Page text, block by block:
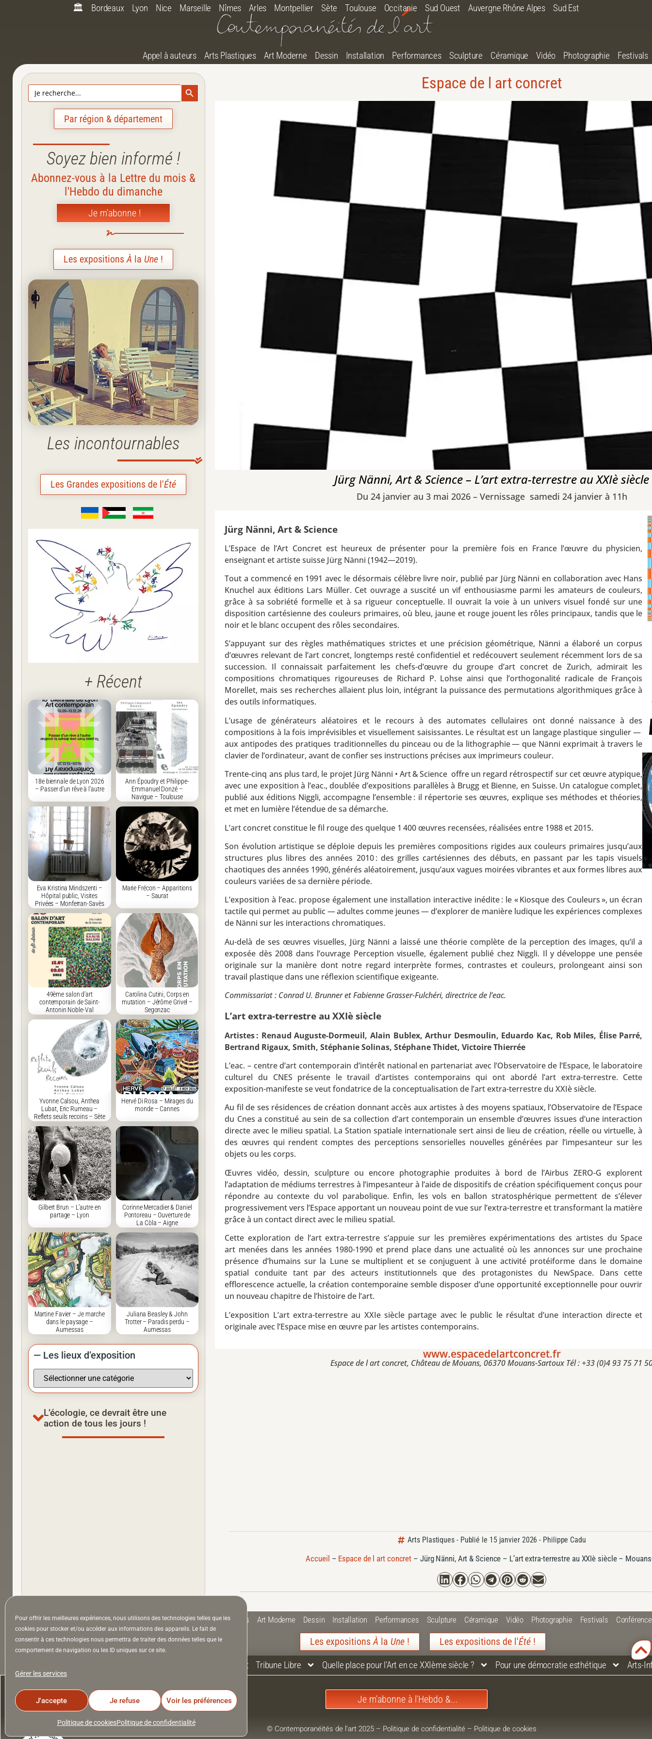
Pour offrir les meilleures expériences, nous utilisons des technologies telles que les
cookies pour stocker et/ou accéder aux informations des appareils. Le fait de
consentir à ces technologies nous permettra de traiter des données telles que le
comportement de navigation ou les ID uniques sur ce site.
Gérer les services
J'accepte Je refuse Voir les préférences
Politique de cookiesPolitique de confidentialité
🏛️ Bordeaux Lyon Nice Marseille Nîmes Arles Montpellier Sète Toulouse Occitanie Sud Ouest Auvergne Rhône Alpes Sud Est
Appel à auteurs Arts Plastiques Art Moderne Dessin Installation Performances Sculpture Céramique Vidéo Photographie Festivals
Search
for:
Search Button
Par région & département
Soyez bien informé !
Abonnez-vous à la Lettre du mois &
l'Hebdo du dimanche
Je m'abonne !
Les expositionsÀ la Une !
Les incontournables
Les Grandes expositions de l'Été
+ Récent
18e biennale de Lyon 2026
– Passer d’un rêve à l’autre
Ann Époudry et Philippe-
Emmanuel Donzé –
Navigue – Toulouse
Eva Kristina Mindszenti –
Hôpital public, Visites
Privées – Monferran-Savès
Marie Frécon – Apparitions
– Saurat
49ème salon d’art
contemporain de Saint-
Antonin Noble-Val
Carolina Cutini, Corps en
mutation – Jérôme Grivel –
Segonzac
Yvonne Calsou, Anthea
Lubat, Eric Rumeau –
Reflets seuils recoins – Sète
Hervé Di Rosa – Mirages du
monde – Cannes
Gilbert Brun – L’autre en
partage – Lyon
Corinne Mercadier & Daniel
Pontoreau – Ouverture de
La Còla – Aigne
Martine Favier – Je marche
dans le paysage –
Aumessas
Juliana Beasley & John
Trotter – Paradis perdu –
Aumessas
— Les lieux d’exposition
L’écologie, ce devrait être une
action de tous les jours !
Espace de l art concret
Jürg Nänni, Art & Science – L’art extra-terrestre au XXIè siècle
Du 24 janvier au 3 mai 2026 – Vernissage samedi 24 janvier à 11h
Jürg Nänni,Art & Science
L’Espace de l’Art Concret est heureux de présenter pour la première fois en France l’œuvre du physicien,
enseignant et artiste suisse Jürg Nänni (1942—2019).
Tout a commencé en 1991 avec le désormais célèbre livre noir, publié par Jürg Nänni en collaboration avec Hans
Knuchel aux éditions Lars Müller. Cet ouvrage a suscité un vif enthousiasme parmi les amateurs de couleurs,
grâce à sa sobriété formelle et à sa rigueur conceptuelle. Il ouvrait la voie à un univers visuel fondé sur une
disposition cartésienne des couleurs primaires, où bleu, jaune et rouge jouent les rôles principaux, tandis que le
noir et le blanc occupent des rôles secondaires.
S’appuyant sur des règles mathématiques strictes et une précision géométrique, Nänni a élaboré un corpus
d’œuvres relevant de l’art concret, longtemps resté confidentiel et redécouvert seulement récemment lors de sa
succession. Il connaissait parfaitement les chefs-d’œuvre du groupe d’art concret de Zurich, admirait les
compositions chromatiques rigoureuses de Richard P. Lohse ainsi que l’orthogonalité radicale de François
Morellet, mais ses recherches allaient plus loin, intégrant la puissance des permutations algorithmiques grâce à
des outils informatiques.
L’usage de générateurs aléatoires et le recours à des automates cellulaires ont donné naissance à des
compositions à la fois imprévisibles et visuellement saisissantes. Le résultat est un langage plastique singulier —
aux antipodes des pratiques traditionnelles du pinceau ou de la lithographie — que Nänni exprimait à travers le
clavier de l’ordinateur, avant de confier ses instructions précises aux imprimeurs couleur.
Trente-cinq ans plus tard, le projet Jürg Nänni • Art & Science offre un regard rétrospectif sur cet œuvre atypique,
avec une exposition à l’eac., doublée d’expositions parallèles à Brugg et Bienne, en Suisse. Un catalogue complet,
publié aux éditions Niggli, accompagne l’ensemble : il répertorie ses œuvres, explique ses méthodes et théories,
et met en lumière l’étendue de sa démarche.
L’art concret constitue le fil rouge des quelque 1 400 œuvres recensées, réalisées entre 1988 et 2015.
Son évolution artistique se déploie depuis les premières compositions rigides aux couleurs primaires jusqu’aux
structures plus libres des années 2010 : des grilles cartésiennes des débuts, en passant par les tapis visuels
chaotiques des années 1990, générés aléatoirement, jusqu’aux vagues moirées vibrantes et aux formes libres aux
couleurs variées de sa dernière période.
L’exposition à l’eac. propose également une installation interactive inédite : le « Kiosque des Couleurs », un écran
tactile qui permet au public — adultes comme jeunes — d’explorer de manière ludique les expériences complexes
de Nänni sur les interactions chromatiques.
Au-delà de ses œuvres visuelles, Jürg Nänni a laissé une théorie complète de la perception des images, qu’il a
exposée dès 2008 dans l’ouvrage Perception visuelle, également publié chez Niggli. Il y développe une pensée
originale sur la manière dont notre regard interprète formes, contrastes et couleurs, prolongeant ainsi son
travail plastique dans une réflexion scientifique exigeante.
Commissariat : Conrad U. Brunner et Fabienne Grasser-Fulchéri, directrice de l’eac.
L’art extra-terrestre au XXIè siècle
Artistes : Renaud Auguste-Dormeuil, Alain Bublex, Arthur Desmoulin, Eduardo Kac, Rob Miles, Élise Parré,
Bertrand Rigaux, Smith, Stéphanie Solinas, Stéphane Thidet, Victoire Thierrée
L’eac. – centre d’art contemporain d’intérêt national en partenariat avec l’Observatoire de l’Espace, le laboratoire
culturel du CNES présente le travail d’artistes contemporains qui ont abordé l’art extra-terrestre. Cette
exposition-manifeste se veut fondatrice de la conceptualisation de l’art extra-terrestre du XXIè siècle.
Au fil de ses résidences de création donnant accès aux artistes à des moyens spatiaux, l’Observatoire de l’Espace
du Cnes a constitué au sein de sa collection d’art contemporain un ensemble d’œuvres issues d’une interaction
directe avec le milieu spatial. La Station spatiale internationale sert ainsi de lieu de création, réelle ou virtuelle, à
des œuvres qui rendent comptes des perceptions sensorielles nouvelles générées par l’impesanteur sur les
objets ou les corps.
Œuvres vidéo, dessin, sculpture ou encore photographie produites à bord de l’Airbus ZERO-G explorent
l’adaptation de médiums terrestres à l’impesanteur à l’aide de dispositifs de création spécifiquement conçus pour
répondre au contexte du vol parabolique. Enfin, les vols en ballon stratosphérique permettent de s’élever
progressivement vers l’Espace apportant un nouveau point de vue sur l’extra-terrestre et transformant la matière
grâce à un contact direct avec le milieu spatial.
Cette exploration de l’art extra-terrestre s’appuie sur les premières expérimentations des artistes du Space
art menées dans les années 1980-1990 et prend place dans une actualité où les annonces sur une prochaine
présence d’humains sur la Lune se multiplient et se conjuguent à une activité protéiforme dans le domaine
spatial conduite tant par des acteurs institutionnels que des protagonistes du NewSpace. Dans cette
efflorescence actuelle, la création contemporaine semble disposer d’une opportunité exceptionnelle pour ouvrir
un nouveau chapitre de l’histoire de l’art.
L’exposition L’art extra-terrestre au XXIe siècle partage avec le public le résultat d’une interaction directe et
originale avec l’Espace mise en œuvre par les artistes contemporains.
www.espacedelartconcret.fr
Espace de l art concret, Château de Mouans, 06370 Mouans-Sartoux Tél : +33 (0)4 93 75 71
Arts Plastiques - Publié le 15 janvier 2026 - Philippe Cadu
Accueil – Espace de l art concret – Jürg Nänni, Art & Science – L’art extra-terrestre au XXIè siècle –
À la Une Appel à auteurs Arts Plastiques Art Moderne Dessin Installation Performances Sculpture Céramique Vidéo Photographie Festivals
Les expositionsÀ la Une ! Les expositions de l'Été !
Contact Tribune Libre Quelle place pour l’Art en ce XXIème siècle ? Pour une démocratie esthétique Arts-
Je m'abonne à l'Hebdo &...
© Contemporanéités de l’art 2025 – Politique de confidentialité – Politique de cookies